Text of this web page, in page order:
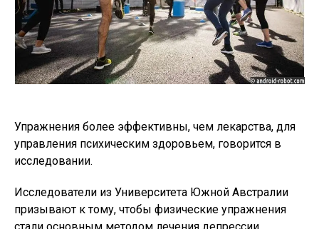
Упражнения более эффективны, чем лекарства, для
управления психическим здоровьем, говорится в
исследовании.
Исследователи из Университета Южной Австралии
призывают к тому, чтобы физические упражнения